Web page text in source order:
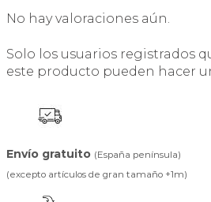
No hay valoraciones aún.
Solo los usuarios registrados
este producto pueden hacer
Envío gratuito (España península)
(excepto artículos de gran tamaño +1m)